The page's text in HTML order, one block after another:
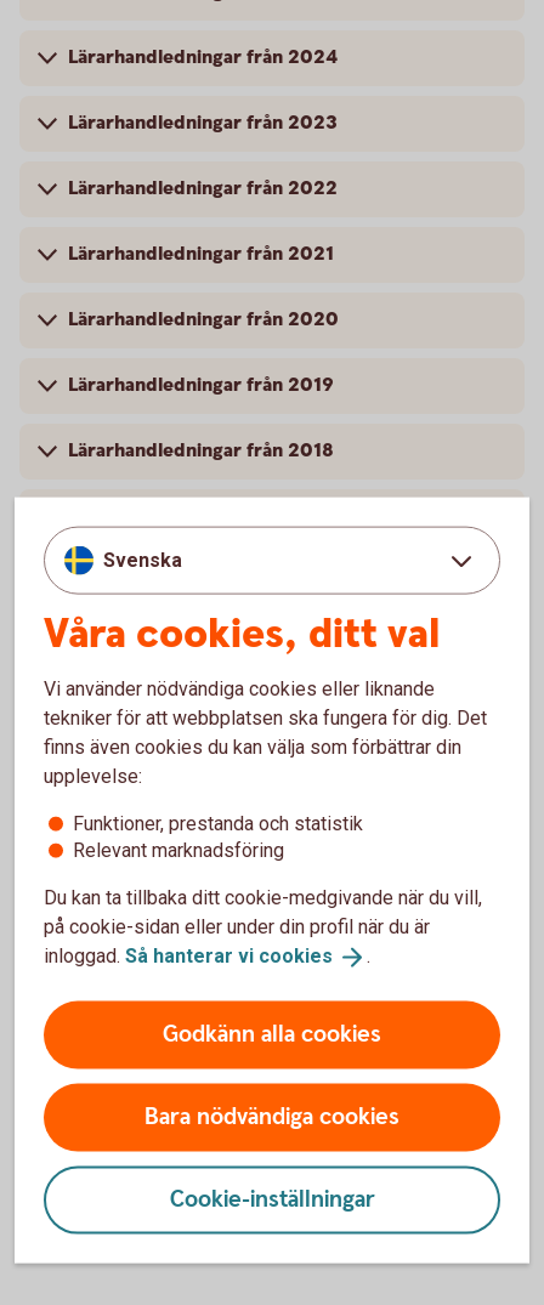
Lärarhandledningar från 2024
Lärarhandledningar från 2023
Lärarhandledningar från 2022
Lärarhandledningar från 2021
Lärarhandledningar från 2020
Lärarhandledningar från 2019
Lärarhandledningar från 2018
Lärarhandledningar från 2016
Lyckoslanten
Så funkar det
Om Lyckoslanten
Spara och Slösa
Svenska
Våra cookies, ditt val
Vi använder nödvändiga cookies eller liknande
tekniker för att webbplatsen ska fungera för dig. Det
finns även cookies du kan välja som förbättrar din
upplevelse:
Funktioner, prestanda och statistik
Relevant marknadsföring
Du kan ta tillbaka ditt cookie-medgivande när du vill,
på cookie-sidan eller under din profil när du är
inloggad. Så hanterar vi cookies .
Godkänn alla cookies
Bara nödvändiga cookies
Cookie-inställningar